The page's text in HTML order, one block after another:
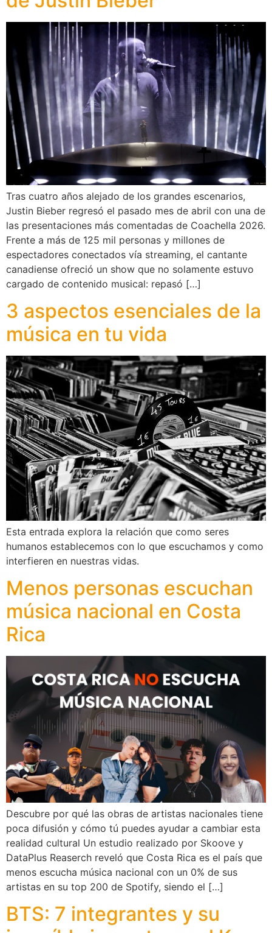
Tras cuatro años alejado de los grandes escenarios,
Justin Bieber regresó el pasado mes de abril con una de
las presentaciones más comentadas de Coachella 2026.
Frente a más de 125 mil personas y millones de
espectadores conectados vía streaming, el cantante
canadiense ofreció un show que no solamente estuvo
cargado de contenido musical: repasó […]
3 aspectos esenciales de la
música en tu vida
Esta entrada explora la relación que como seres
humanos establecemos con lo que escuchamos y como
interfieren en nuestras vidas.
Menos personas escuchan
música nacional en Costa
Rica
Descubre por qué las obras de artistas nacionales tiene
poca difusión y cómo tú puedes ayudar a cambiar esta
realidad cultural Un estudio realizado por Skoove y
DataPlus Reaserch reveló que Costa Rica es el país que
menos escucha música nacional con un 0% de sus
artistas en su top 200 de Spotify, siendo el […]
BTS: 7 integrantes y su